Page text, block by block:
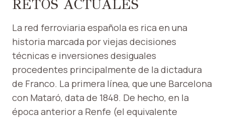
RETOS ACTUALES
La red ferroviaria española es rica en una
historia marcada por viejas decisiones
técnicas e inversiones desiguales
procedentes principalmente de la dictadura
de Franco. La primera línea, que une Barcelona
con Mataró, data de 1848. De hecho, en la
época anterior a Renfe (el equivalente